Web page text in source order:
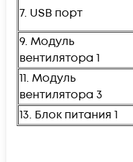
7. USB порт
9. Модуль
вентилятора 1
11. Модуль
вентилятора 3
13. Блок питания 1